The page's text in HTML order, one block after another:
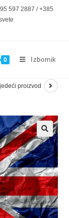
597 2887 / +385
0 Izbornik
proizvod
🔍